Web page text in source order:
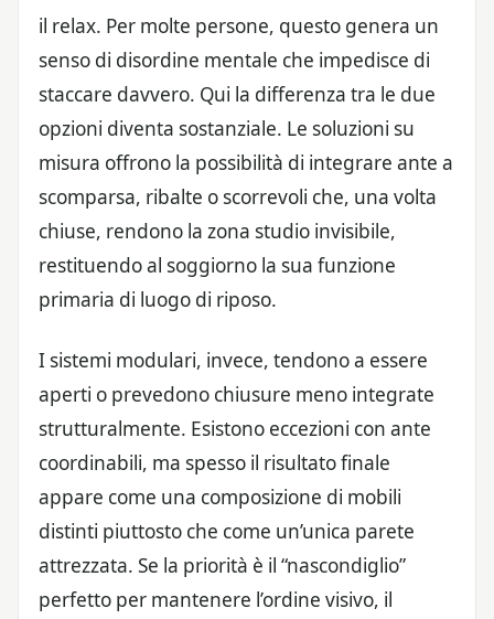
il relax. Per molte persone, questo genera un
senso di disordine mentale che impedisce di
staccare davvero. Qui la differenza tra le due
opzioni diventa sostanziale. Le soluzioni su
misura offrono la possibilità di integrare ante a
scomparsa, ribalte o scorrevoli che, una volta
chiuse, rendono la zona studio invisibile,
restituendo al soggiorno la sua funzione
primaria di luogo di riposo.
I sistemi modulari, invece, tendono a essere
aperti o prevedono chiusure meno integrate
strutturalmente. Esistono eccezioni con ante
coordinabili, ma spesso il risultato finale
appare come una composizione di mobili
distinti piuttosto che come un’unica parete
attrezzata. Se la priorità è il “nascondiglio”
perfetto per mantenere l’ordine visivo, il